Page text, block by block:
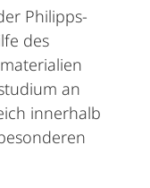
Philipps-
des
an
innerhalb